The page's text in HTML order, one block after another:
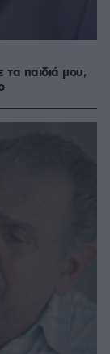
παιδιά μου,